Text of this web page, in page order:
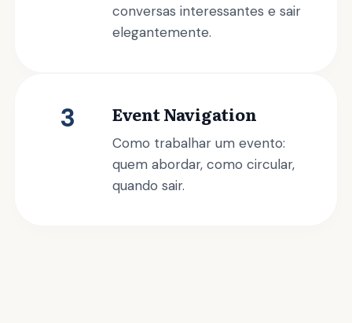
conversas interessantes e sair
elegantemente.
3 Event Navigation
Como trabalhar um evento:
quem abordar, como circular,
quando sair.